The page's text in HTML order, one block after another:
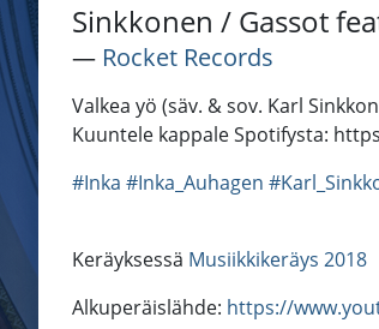
Sinkkonen / Gassot
― Rocket Records
Valkea yö (säv. & sov. Karl
Kuuntele kappale Spotifysta:
#Inka #Inka_Auhagen
Keräyksessä Musiikkikeräys 2018
Alkuperäislähde: https://